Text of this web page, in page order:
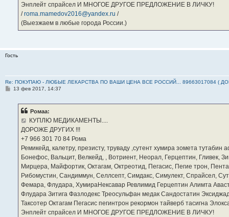
Энплейт спрайсел И МНОГОЕ ДРУГОЕ ПРЕДЛОЖЕНИЕ В ЛИЧКУ!
/roma.mamedov2016@yandex.ru /
(Выезжаем в любые города России.)
Гость
Re: ПОКУПАЮ - ЛЮБЫЕ ЛЕКАРСТВА ПО ВАШИ ЦЕНА ВСЕ РОССИЙ... 89663017084 (
С13 фев 2017, 14:37
Ромаа:
КУПЛЮ МЕДИКАМЕНТЫ....
ДОРОЖЕ ДРУГИХ !!!
‪+7 966 301 70 84‬ Рома
Ремикейд, калетру, презисту, труваду ,сутент хумира зомета
Бонефос, Вальцит, Велкейд, , Вотриент, Неорал, Герцептин, Гливек,
Мирцера, Майфортик, Октагам, Октреотид, Пегасис, Пегие трон,
Рибомустин, Сандиммун, Селлсепт, Симдакс, Симулект, Спрайсел,
Фемара, Флудара, ХумираНексавар Ревлимид Герцептин Алимта
Флудара Зитига Фазлодекс Треосульфан медак Сандостатин
Таксотер Октагам Пегасис пегинтрон рекормон тайверб тасигна
Энплейт спрайсел И МНОГОЕ ДРУГОЕ ПРЕДЛОЖЕНИЕ В ЛИЧКУ!